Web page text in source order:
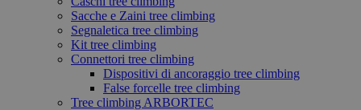
Sacche e Zaini tree climbing
Segnaletica tree climbing
Kit tree climbing
Connettori tree climbing
Dispositivi di ancoraggio tree climbing
False forcelle tree climbing
Tree climbing ARBORTEC